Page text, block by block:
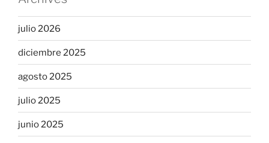
julio 2026
diciembre 2025
agosto 2025
julio 2025
junio 2025